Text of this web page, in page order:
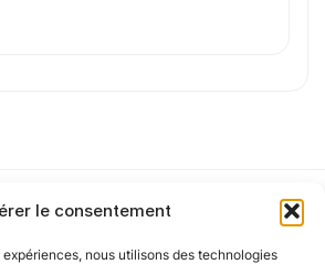
le consentement
nous utilisons des technologies